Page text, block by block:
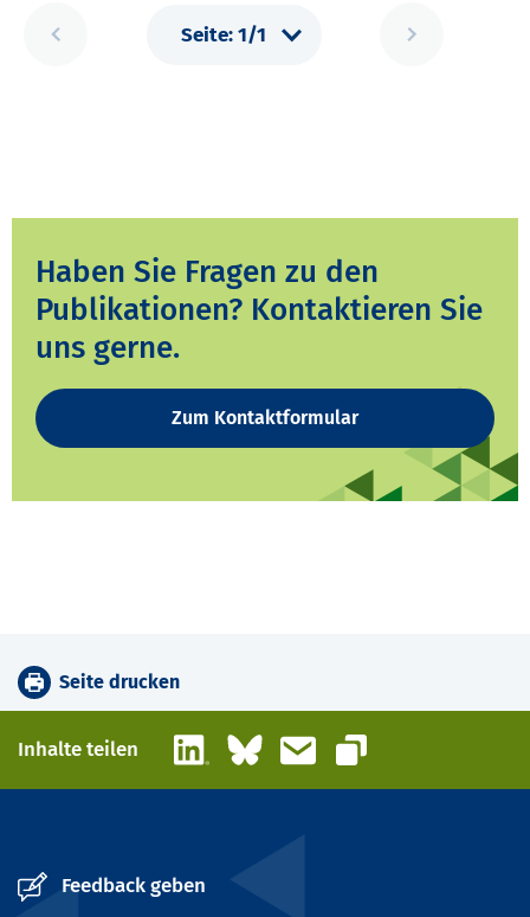
Haben Sie Fragen zu den
Publikationen? Kontaktieren Sie
uns gerne.
Zum Kontaktformular
Seite drucken
Inhalte teilen LinkedInBlueskyE-Mail
Link kopieren
Feedback geben